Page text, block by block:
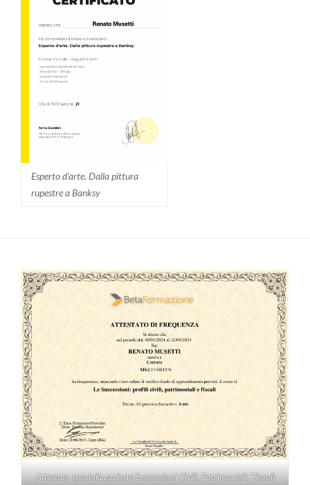
Esperto d'arte. Dalla pittura
rupestre a Banksy
Attestato specializzazione Successioni Civili, Patrimoniali, Fiscali